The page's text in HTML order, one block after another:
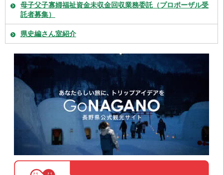
母子父子寡婦福祉資金未収金回収業務委託（プロポーザル受
託者募集）
県史編さん室紹介